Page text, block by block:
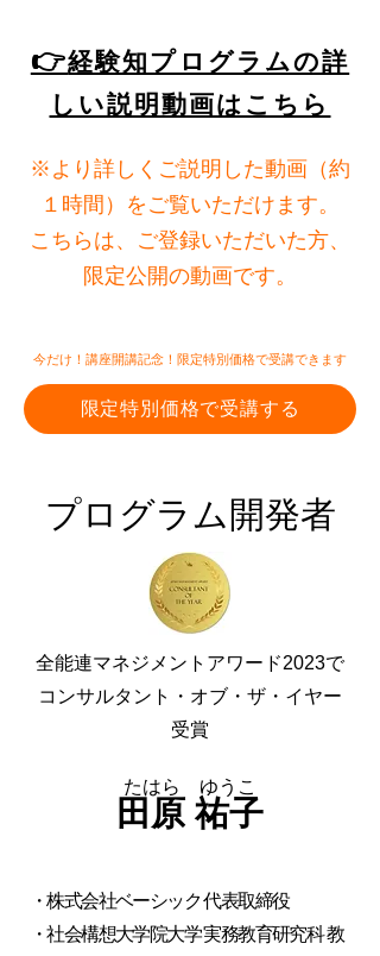
👉経験知プログラムの詳
しい説明動画はこちら
※より詳しくご説明した動画（約
１時間）をご覧いただけます。
こちらは、ご登録いただいた方、
限定公開の動画です。
今だけ！講座開講記念！限定特別価格で受講できます
限定特別価格で受講する
​プログラム開発者
全能連マネジメントアワード2023で
コンサルタント・オブ・ザ・イヤー
受賞
田原 祐子
たはら ゆうこ
・株式会社ベーシック 代表取締役
・社会構想大学院大学 実務教育研究科 教